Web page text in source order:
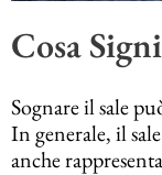
Cosa
Sognare il sale
In generale, il
anche